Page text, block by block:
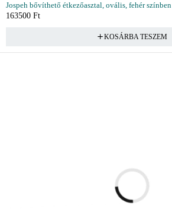
Jospeh bővíthető étkezőasztal, ovális, fehér színben
163500 Ft
KOSÁRBA TESZEM